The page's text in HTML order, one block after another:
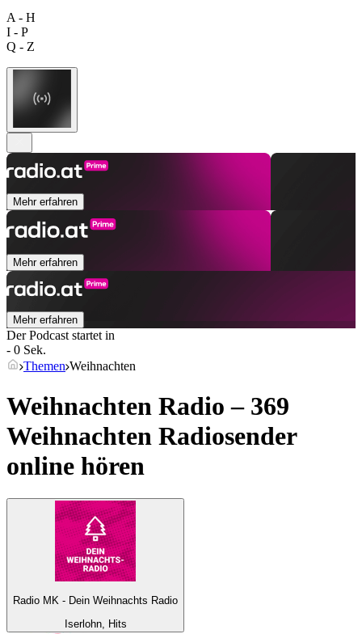
A - H
I - P
Q - Z
Mehr erfahren
Mehr erfahren
Mehr erfahren
Der Podcast startet in
- 0 Sek.
Themen Weihnachten
Weihnachten Radio – 369
Weihnachten Radiosender
online hören
Radio MK - Dein Weihnachts Radio
Iserlohn, Hits